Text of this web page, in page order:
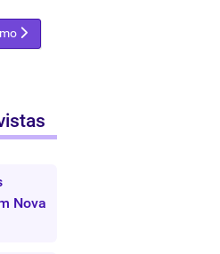
artigo: Contratção de profissionais
Nova